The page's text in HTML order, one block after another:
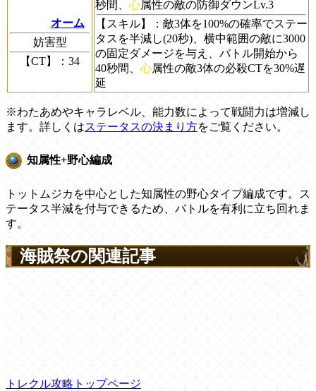
オーム
妨害型
【CT】
：34
秒間、 心属性の敵の防御ダウンLv.3
【スキル】
：敵3体を100%の確率でステー
タスを半減し(20秒)、横中範囲の敵に3000
の固定ダメージを与え、バトル開始から
40秒間、 心属性の敵3体の必殺CTを30%遅
延
※わたあめやキャラレベル、能力数によって戦闘力は増減し
ます。詳しくはステータスの決まり方をご覧ください。
知属性+野心編成
トットムジカを中心とした知属性の野心タイプ編成です。ス
テータス半減を付与できるため、バトルを有利に立ち回れま
す。
海賊祭の関連記事
トレクル攻略トップページ